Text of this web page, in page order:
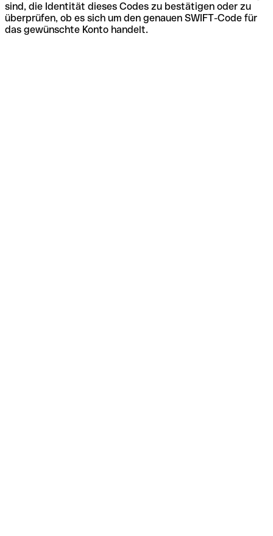
sind, die Identität dieses Codes zu bestätigen oder zu
überprüfen, ob es sich um den genauen SWIFT-Code für
das gewünschte Konto handelt.